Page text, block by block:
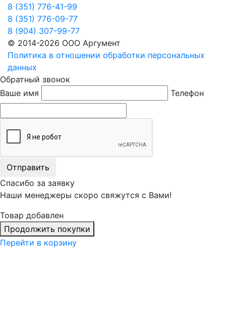
8 (351) 776-41-99
8 (351) 776-09-77
8 (904) 307-99-77
© 2014-2026 ООО Аргумент
Политика в отношении обработки персональных
данных
Обратный звонок
Ваше имя
Телефон
Отправить
Спасибо за заявку
Наши менеджеры скоро свяжутся с Вами!
Товар добавлен
Продолжить покупки
Перейти в корзину